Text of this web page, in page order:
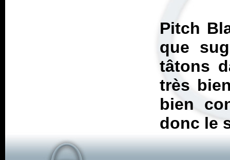
Pitch
que
tâtons
très
bien
donc le